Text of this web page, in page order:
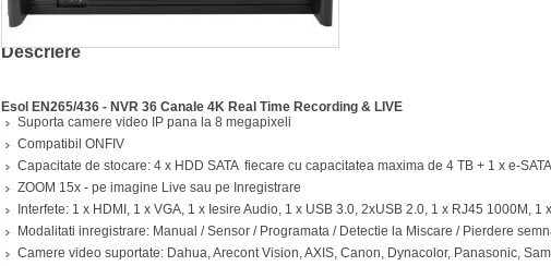
Descriere
Esol EN265/436 - NVR 36 Canale 4K Real Time Recording & LIVE
Suporta camere video IP pana la 8 megapixeli
Compatibil ONFIV
Capacitate de stocare: 4 x HDD SATA fiecare cu capacitatea maxima de 4 TB + 1 x e-SATA
ZOOM 15x - pe imagine Live sau pe Inregistrare
Interfete: 1 x HDMI, 1 x VGA, 1 x Iesire Audio, 1 x USB 3.0, 2xUSB 2.0, 1 x RJ45 1000M,
Modalitati inregistrare: Manual / Sensor / Programata / Detectie la Miscare / Pierdere
Camere video suportate: Dahua, Arecont Vision, AXIS, Canon, Dynacolor, Panasonic,